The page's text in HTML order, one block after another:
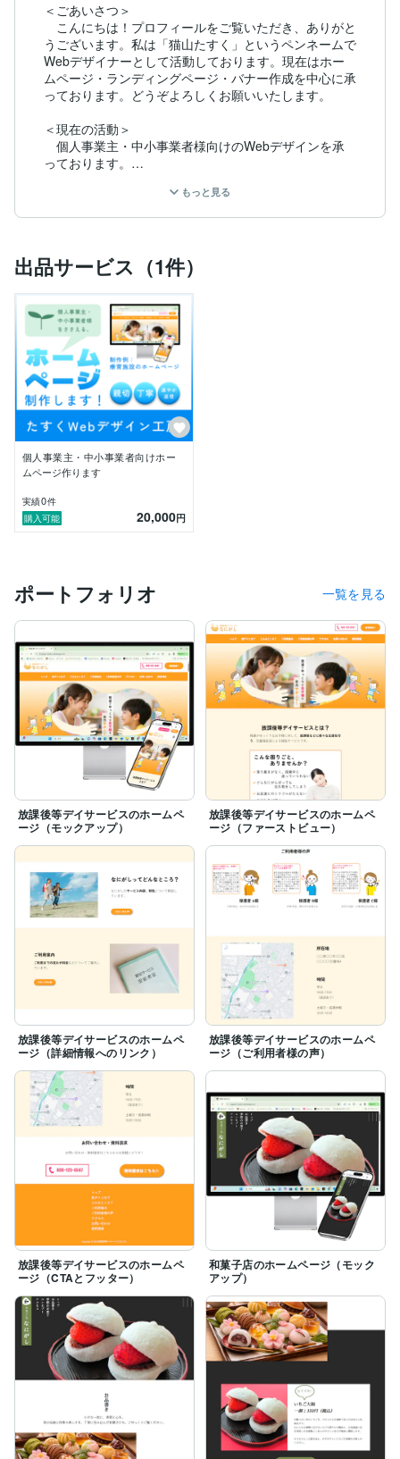
＜ごあいさつ＞
こんにちは！プロフィールをご覧いただき、ありがと
うございます。私は「猫山たすく」というペンネームで
Webデザイナーとして活動しております。現在はホー
ムページ・ランディングページ・バナー作成を中心に承
っております。どうぞよろしくお願いいたします。
＜現在の活動＞
個人事業主・中小事業者様向けのWebデザインを承
っております。
・治療院（例：鍼灸院・整体院）
・福祉施設（例：放課後等デイサービス・就労継続支
などなど。これらはあくまで例です。そのほかの業態も
お気軽にご相談ください。
お作りできるものとしては、
・ホームページ
・ランディングページ（LP）
・バナー
などです。ホームページとランディングページにつきま
しては、基本的にWordpressでの制作を想定していま
す。Studioをはじめとしたノーコードツールにも対応で
きますのでお気軽にご相談ください。
＜これからの活動＞
将来的には上記以外にもサービスを追加していけたら
刺、パンフレットなども承れるようにしたいなと思って
います。
Webデザインだけでなく、グラフィックデザインにも
＜活動理念＞
私はこれまでいくつかの職種を経験してきましたが、
かねてよりプログラムやWebなどのIT技術に興味があ
り、学習を積み重ねてきたのを仕事として活かしたいと
考え、思い切ってWebデザイナーに転職しました。
Webデザイナーになる前は保育士をしておりまし
た。人の思いに寄り添い、支えることが要となる仕事で
した。子供たちや保護者の方々に少しでも寄り添うこと
ができるよう、話に耳を傾けたり、心境を想像したりし
ていた時のことを忘れることなく、Webデザイナーと
しての活動にも活かしていきたいです。お客様の心境に
寄り添い、ビジネスがうまくいくよう補助するようなお
仕事をしたいと考えております。
「猫山たすく」というペンネームの「たすく」は
「輔」という漢字が由来となっております。この漢字に
は「支えて助ける」、「補佐する」というような意味が
込められています。少し読みづらいので普段はひらがな
で表記していますが、「輔」という漢字の意味を、自身
のビジネスに対する姿勢として、常に意識しておりま
す。
＜さいごに＞
多くの出品者がいる中、当ページに関心をお持ちいた
だき、本当にありがとうございます。ご検討の上、ご依
頼いただけましたら幸いです。全身全霊で対応いたしま
すので、何卒よろしくお願い申し上げます。
もっと見る
出品サービス（1件）
個人事業主・中小事業者向けホー
ムページ作ります
実績0件
購入可能
20,000円
ポートフォリオ 一覧を見る
放課後等デイサービスのホームペ
ージ（モックアップ）
放課後等デイサービスのホームペ
ージ（ファーストビュー）
放課後等デイサービスのホームペ
ージ（詳細情報へのリンク）
放課後等デイサービスのホームペ
ージ（ご利用者様の声）
放課後等デイサービスのホームペ
ージ（CTAとフッター）
和菓子店のホームページ（モック
アップ）